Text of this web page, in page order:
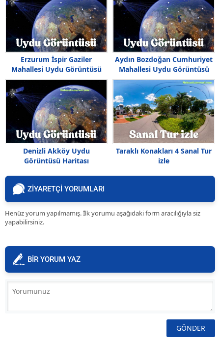
Erzurum İspir Gaziler
Mahallesi Uydu Görüntüsü
Haritası
Aydın Bozdoğan Cumhuriyet
Mahallesi Uydu Görüntüsü
Denizli Akköy Uydu
Görüntüsü Haritası
Taraklı Konakları 4 Sanal Tur
izle
ZİYARETÇİ YORUMLARI
Henüz yorum yapılmamış. İlk yorumu aşağıdaki form aracılığıyla siz
yapabilirsiniz.
BİR YORUM YAZ